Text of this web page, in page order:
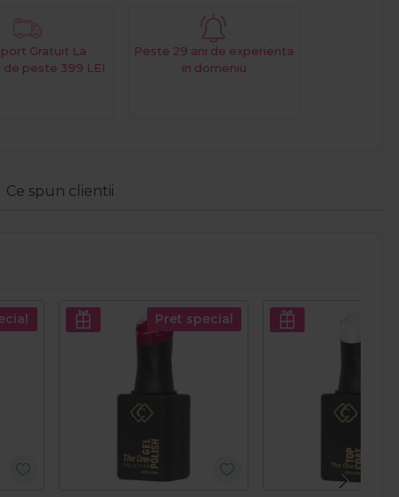
Gratuit La
de peste 399 LEI
Peste 29 ani de experienta
in domeniu
Ce spun clientii
Pret special